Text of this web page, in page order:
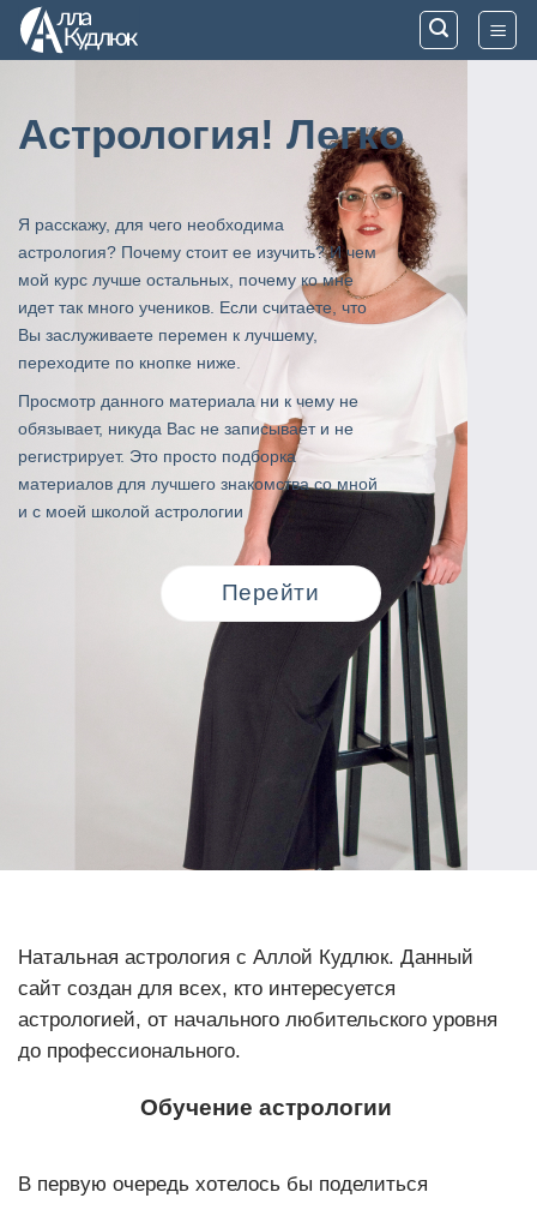
Skip
Астрология! Легко
Я расскажу, для чего необходима
астрология? Почему стоит ее изучить? И чем
мой курс лучше остальных, почему ко мне
идет так много учеников. Если считаете, что
Вы заслуживаете перемен к лучшему,
переходите по кнопке ниже.
Просмотр данного материала ни к чему не
обязывает, никуда Вас не записывает и не
регистрирует. Это просто подборка
материалов для лучшего знакомства со мной
и с моей школой астрологии
Перейти
Натальная астрология с Аллой Кудлюк. Данный
сайт создан для всех, кто интересуется
астрологией, от начального любительского уровня
до профессионального.
Обучение астрологии
В первую очередь хотелось бы поделиться